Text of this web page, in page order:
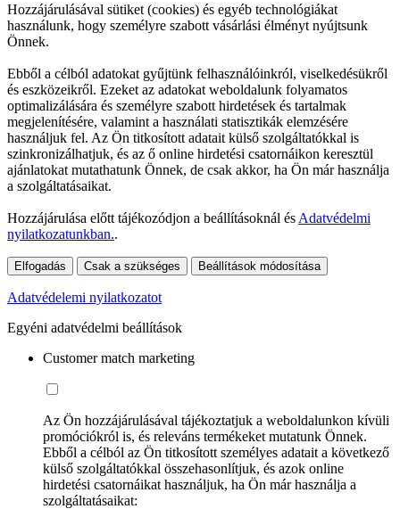
Hozzájárulásával sütiket (cookies) és egyéb technológiákat
használunk, hogy személyre szabott vásárlási élményt nyújtsunk
Önnek.
Ebből a célból adatokat gyűjtünk felhasználóinkról, viselkedésükről
és eszközeikről. Ezeket az adatokat weboldalunk folyamatos
optimalizálására és személyre szabott hirdetések és tartalmak
megjelenítésére, valamint a használati statisztikák elemzésére
használjuk fel. Az Ön titkosított adatait külső szolgáltatókkal is
szinkronizálhatjuk, és az ő online hirdetési csatornáikon keresztül
ajánlatokat mutathatunk Önnek, de csak akkor, ha Ön már használja
a szolgáltatásaikat.
Hozzájárulása előtt tájékozódjon a beállításoknál és Adatvédelmi
nyilatkozatunkban..
Elfogadás Csak a szükséges Beállítások módosítása
Adatvédelemi nyilatkozatot
Egyéni adatvédelmi beállítások
Customer match marketing
Az Ön hozzájárulásával tájékoztatjuk a weboldalunkon kívüli
promóciókról is, és releváns termékeket mutatunk Önnek.
Ebből a célból az Ön titkosított személyes adatait a következő
külső szolgáltatókkal összehasonlítjuk, és azok online
hirdetési csatornáikat használjuk, ha Ön már használja a
szolgáltatásaikat: